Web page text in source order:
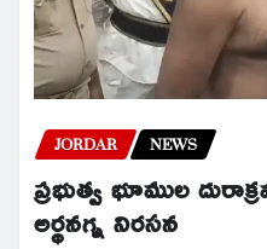
JORDAR NEWS
ప్రభుత్వ భూముల
అర్థనగ్న నిరసన